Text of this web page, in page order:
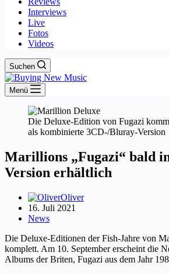
Interviews
Live
Fotos
Videos
Suchen
Menü
Die Deluxe-Edition von Fugazi
als kombinierte 3CD-/Bluray-Version
Marillions „Fugazi“ bald
Version erhältlich
Oliver
16. Juli 2021
News
Die Deluxe-Editionen der Fish-Jahre von
komplett. Am 10. September erscheint die
Albums der Briten, Fugazi aus dem Jahr